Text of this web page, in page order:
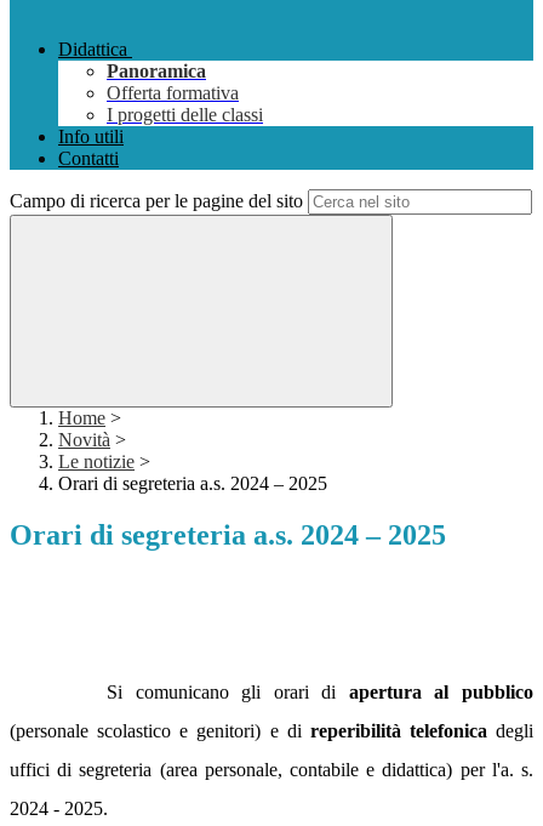
Didattica
Panoramica
Offerta formativa
I progetti delle classi
Info utili
Contatti
Campo di ricerca per le pagine del sito
Home >
Novità >
Le notizie >
Orari di segreteria a.s. 2024 – 2025
Orari di segreteria a.s. 2024 – 2025
Si comunicano gli orari di apertura al pubblico
(personale scolastico e genitori) e di reperibilità telefonica degli
uffici di segreteria (area personale, contabile e didattica) per l'a. s.
2024 - 2025.